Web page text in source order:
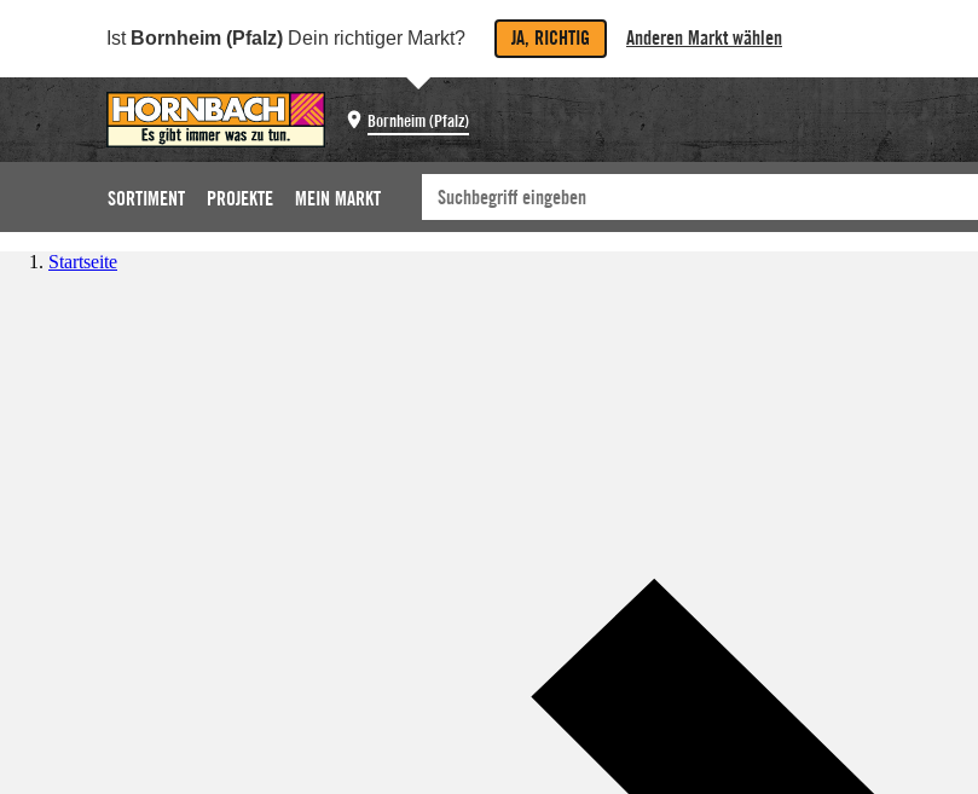
Ist Bornheim (Pfalz) Dein richtiger Markt? JA, RICHTIG Anderen Markt wählen
Bornheim (Pfalz)
SORTIMENT PROJEKTE MEIN MARKT
Startseite